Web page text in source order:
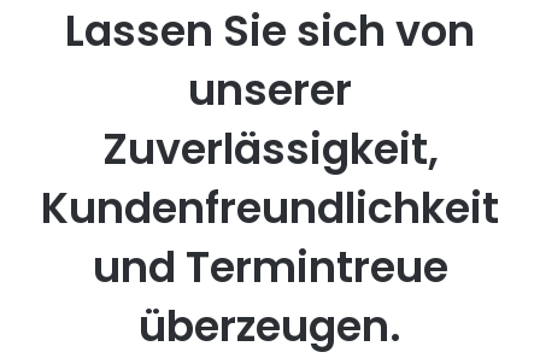
Lassen Sie sich von
unserer
Zuverlässigkeit,
Kundenfreundlichkeit
und Termintreue
überzeugen.